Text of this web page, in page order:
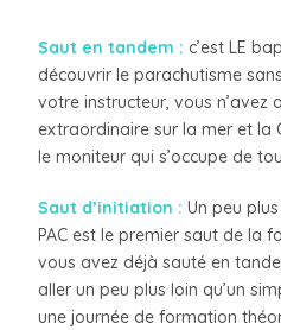
Saut en tandem : c’est LE
découvrir le parachutisme
votre instructeur, vous n’avez
extraordinaire sur la mer et la
le moniteur qui s’occupe de
Saut d’initiation : Un peu
PAC est le premier saut de la
vous avez déjà sauté en
aller un peu plus loin qu’un
une journée de formation